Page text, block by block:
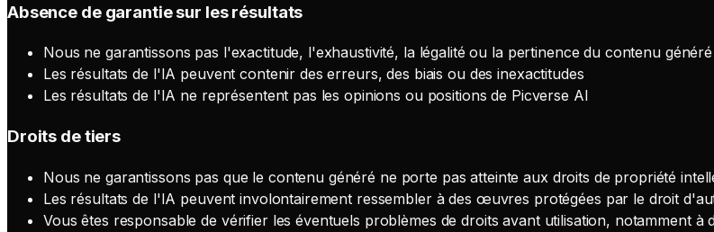
Absence de garantie sur les résultats
Nous ne garantissons pas l'exactitude, l'exhaustivité, la légalité ou la pertinence du contenu
Les résultats de l'IA peuvent contenir des erreurs, des biais ou des inexactitudes
Les résultats de l'IA ne représentent pas les opinions ou positions de Picverse AI
Droits de tiers
Nous ne garantissons pas que le contenu généré ne porte pas atteinte aux droits de propriété
Les résultats de l'IA peuvent involontairement ressembler à des œuvres protégées par le droit
Vous êtes responsable de vérifier les éventuels problèmes de droits avant utilisation, notamment à